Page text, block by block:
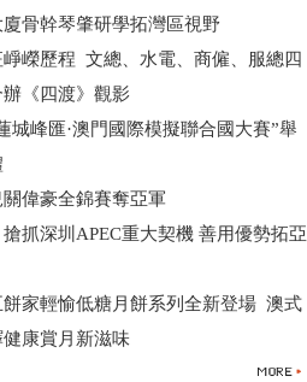
骨幹琴肇研學拓灣區視野
嶸歷程 文總、水電、商僱、服總四
《四渡》觀影
城峰匯·澳門國際模擬聯合國大賽”舉
偉豪全錦賽奪亞軍
抓深圳APEC重大契機 善用優勢拓亞
餅家輕愉低糖月餅系列全新登場 澳式
康賞月新滋味